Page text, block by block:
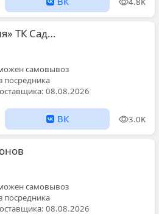
Магазин «Акция» ТК Садовод 24-35
самовывоз
посредника
08.08.2026
ВК 3.0K
самовывоз
посредника
08.08.2026